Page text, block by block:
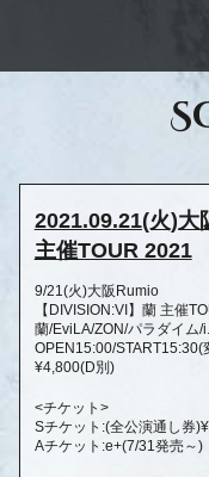
2021.09.21(火)大
主催TOUR 2021
9/21(火)大阪Rumio
【DIVISION:VI】蘭 主催
蘭/EviLA/ZON/パラダイム/
OPEN15:00/
¥4,800(D別)
<チケット>
Sチケット:(全公演通し券
Aチケット:e+(7/31発売～)